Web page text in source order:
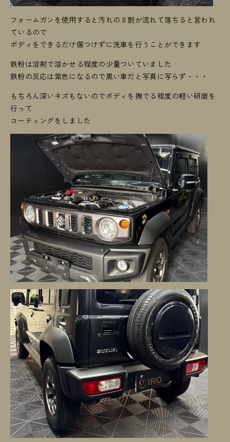
フォームガンを使用すると汚れの８割が流れて落ちると言われ
ているので
ボディをできるだけ傷つけずに洗車を行うことができます
鉄粉は溶剤で溶かせる程度の少量ついていました
鉄粉の反応は紫色になるので黒い車だと写真に写らず・・・
もちろん深いキズもないのでボディを撫でる程度の軽い研磨を
行って
コーティングをしました